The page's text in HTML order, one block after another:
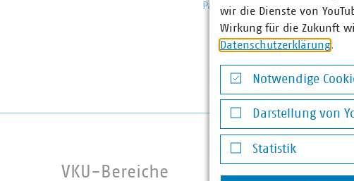
Passwort vergessen?
VKU-Bereiche
wir die Dienste von
Wirkung für die Zukunft
Datenschutzerklärung.
Notwendige
Notwendige Cookies
Darstellung von
Darstellung von
Statistik
Statistik